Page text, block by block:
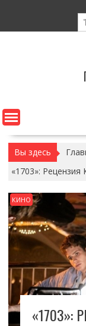
содержимому
Вы здесь
«1703»:
КИНО